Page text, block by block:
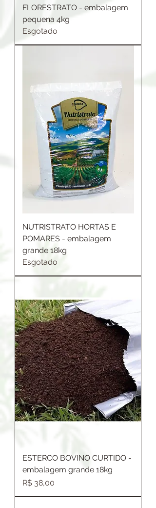
FLORESTRATO - embalagem
pequena 4kg
Esgotado
NUTRISTRATO HORTAS E
POMARES - embalagem
grande 18kg
Esgotado
ESTERCO BOVINO CURTIDO -
embalagem grande 18kg
Preço
R$ 38,00